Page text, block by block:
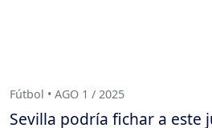
Fútbol • AGO 1 / 2025
Sevilla podría fichar a este